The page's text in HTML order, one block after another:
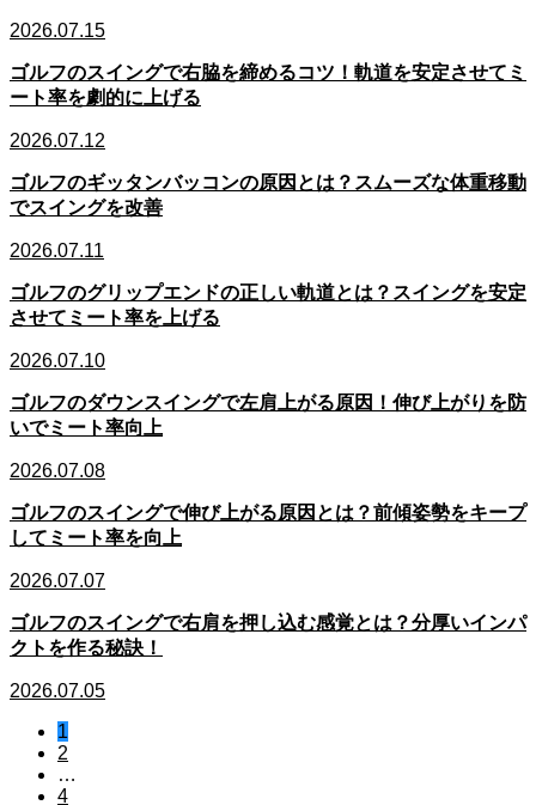
2026.07.15
ゴルフのスイングで右脇を締めるコツ！軌道を安定させてミ
ート率を劇的に上げる
2026.07.12
ゴルフのギッタンバッコンの原因とは？スムーズな体重移動
でスイングを改善
2026.07.11
ゴルフのグリップエンドの正しい軌道とは？スイングを安定
させてミート率を上げる
2026.07.10
ゴルフのダウンスイングで左肩上がる原因！伸び上がりを防
いでミート率向上
2026.07.08
ゴルフのスイングで伸び上がる原因とは？前傾姿勢をキープ
してミート率を向上
2026.07.07
ゴルフのスイングで右肩を押し込む感覚とは？分厚いインパ
クトを作る秘訣！
2026.07.05
1
2
…
4